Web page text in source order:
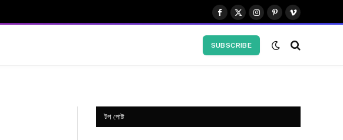
Facebook
X
Instagram
Pinterest
Vimeo
SUBSCRIBE
টপ পোষ্ট